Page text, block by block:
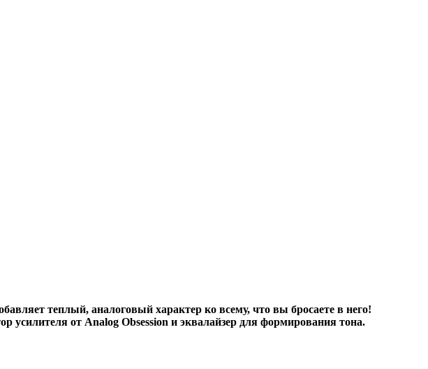
теплый, аналоговый характер ко всему, что вы бросаете в него!
от Analog Obsession и эквалайзер для формирования тона.